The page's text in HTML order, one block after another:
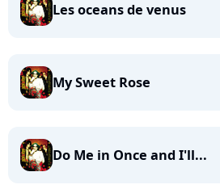
Les oceans de venus
My Sweet Rose
Do Me in Once and I'll...